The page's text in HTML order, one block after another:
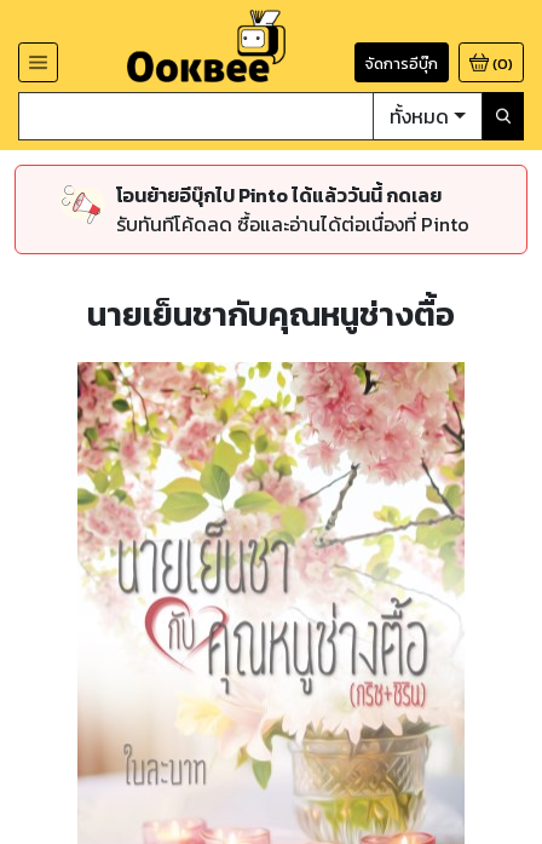
จัดการอีบุ๊ก (0)
ทั้งหมด
โอนย้ายอีบุ๊กไป Pinto ได้แล้ววันนี้ กดเลย
รับทันทีโค้ดลด ซื้อและอ่านได้ต่อเนื่องที่ Pinto
นายเย็นชากับคุณหนูช่างตื้อ